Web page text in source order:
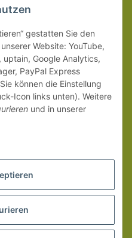
Sie bitte unserenLiefer-
gestatten Sie den
Website: YouTube,
uptain, Google Analytics,
PayPal Express
können die Einstellung
Icon links unten). Weitere
und in unserer